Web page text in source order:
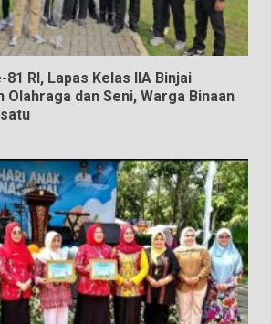
RI, Lapas Kelas IIA Binjai
Olahraga dan Seni, Warga Binaan